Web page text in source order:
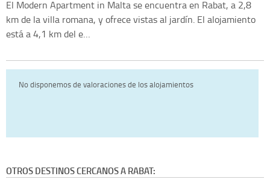
El Modern Apartment in Malta se encuentra en Rabat, a 2,8
km de la villa romana, y ofrece vistas al jardín. El alojamiento
está a 4,1 km del e…
No disponemos de valoraciones de los alojamientos
OTROS DESTINOS CERCANOS A RABAT: